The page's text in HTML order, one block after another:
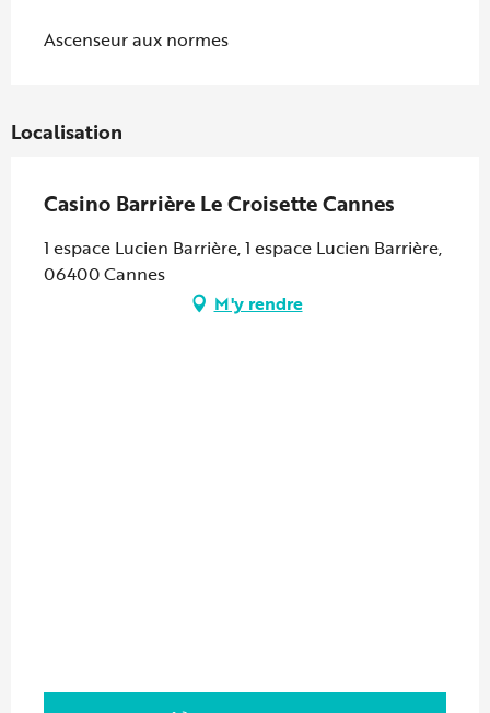
Ascenseur aux normes
Localisation
Casino Barrière Le Croisette Cannes
1 espace Lucien Barrière, 1 espace Lucien Barrière,
06400 Cannes
M'y rendre